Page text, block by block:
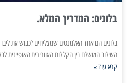
בלונים: המדריך המלא.
בלונים הם אחד האלמנטים שמצליחים לכבוש את
השילוב המושלם בין הקלילות האוורירית האופיינית
קרא עוד »